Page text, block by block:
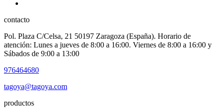
contacto
Pol. Plaza C/Celsa, 21 50197 Zaragoza (España). Horario de
atención: Lunes a jueves de 8:00 a 16:00. Viernes de 8:00 a 16:00 y
Sábados de 9:00 a 13:00
976464680
tagoya@tagoya.com
productos